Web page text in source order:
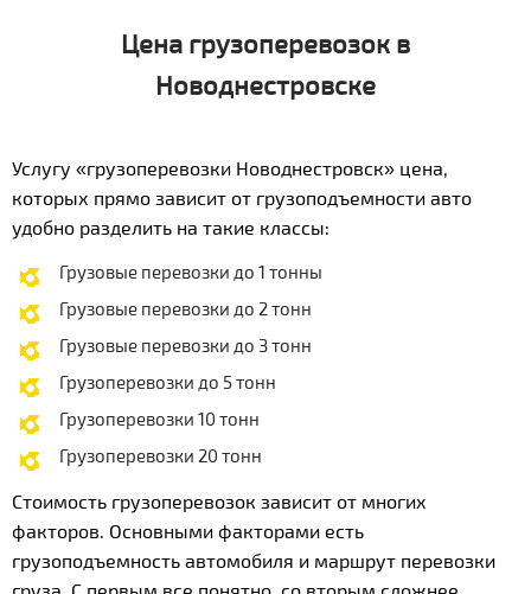
Цена грузоперевозок в
Новоднестровске
Услугу «грузоперевозки Новоднестровск» цена,
которых прямо зависит от грузоподъемности авто
удобно разделить на такие классы:
Грузовые перевозки до 1 тонны
Грузовые перевозки до 2 тонн
Грузовые перевозки до 3 тонн
Грузоперевозки до 5 тонн
Грузоперевозки 10 тонн
Грузоперевозки 20 тонн
Стоимость грузоперевозок зависит от многих
факторов. Основными факторами есть
грузоподъемность автомобиля и маршрут перевозки